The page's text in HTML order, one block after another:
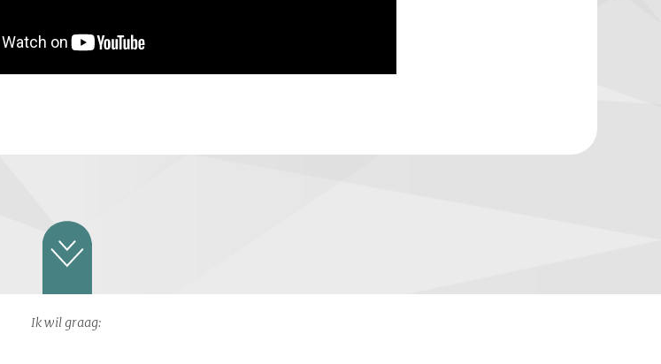
Ik wil graag: